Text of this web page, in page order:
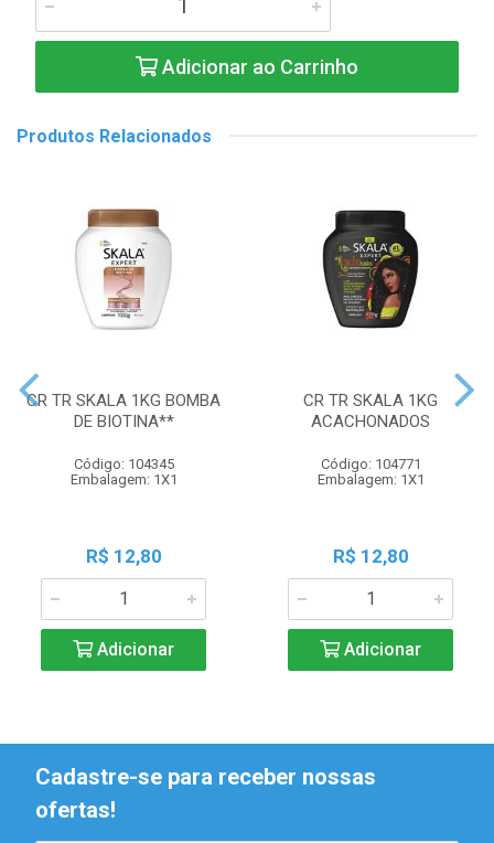
Adicionar ao Carrinho
Produtos Relacionados
CR TR SKALA 1KG BOMBA
DE BIOTINA**
Código: 104345
Embalagem: 1X1
R$ 12,80
Adicionar
CR TR SKALA 1KG
ACACHONADOS
Código: 104771
Embalagem: 1X1
R$ 12,80
Adicionar
Cadastre-se para receber nossas
ofertas!